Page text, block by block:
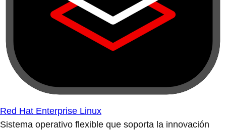
Red Hat Enterprise Linux
Sistema operativo flexible que soporta la innovación